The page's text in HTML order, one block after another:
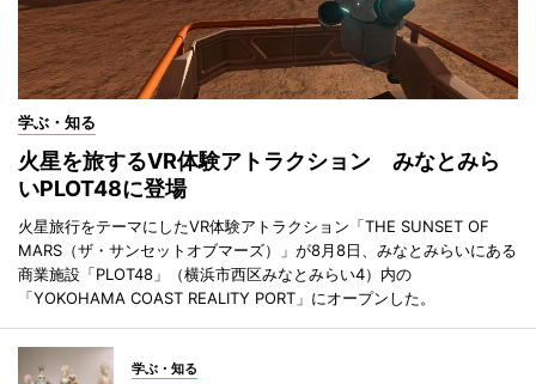
学ぶ・知る
火星を旅するVR体験アトラクション みなとみら
いPLOT48に登場
火星旅行をテーマにしたVR体験アトラクション「THE SUNSET OF
MARS（ザ・サンセットオブマーズ）」が8月8日、みなとみらいにある
商業施設「PLOT48」（横浜市西区みなとみらい4）内の
「YOKOHAMA COAST REALITY PORT」にオープンした。
学ぶ・知る